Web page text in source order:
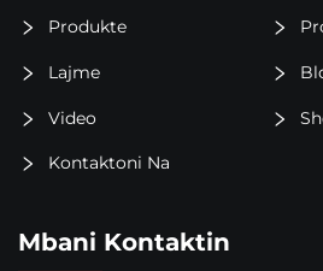
Produkte
Lajme
Video
Kontaktoni Na
Mbani Kontaktin